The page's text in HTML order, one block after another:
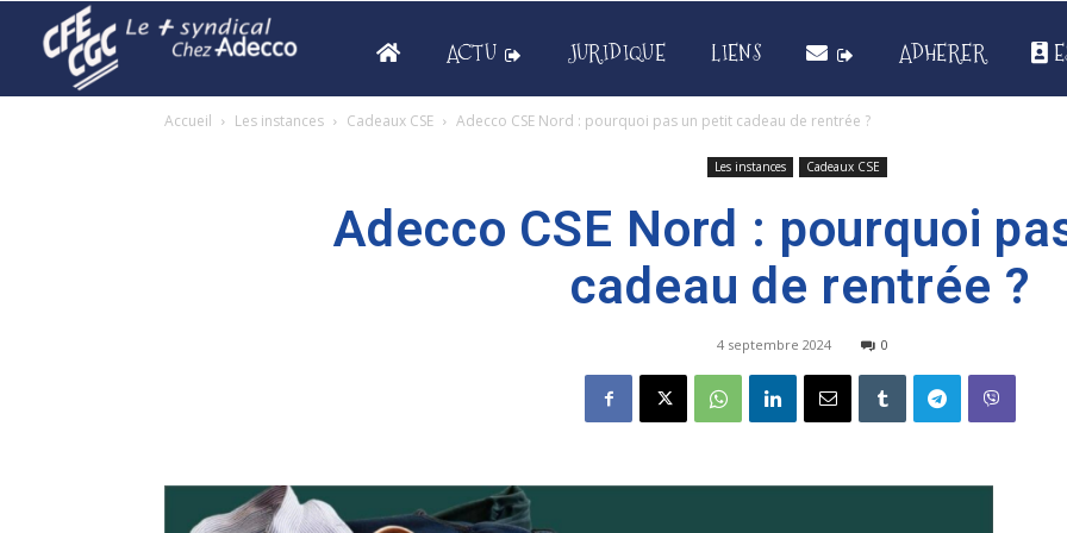
ACTU JURIDIQUE LIENS ADHERER
Accueil Les instances Cadeaux CSE Adecco CSE Nord : pourquoi pas un petit cadeau de rentrée ?
Les instances Cadeaux CSE
Adecco CSE Nord : pourquoi
cadeau de rentrée ?
4 septembre 2024 0